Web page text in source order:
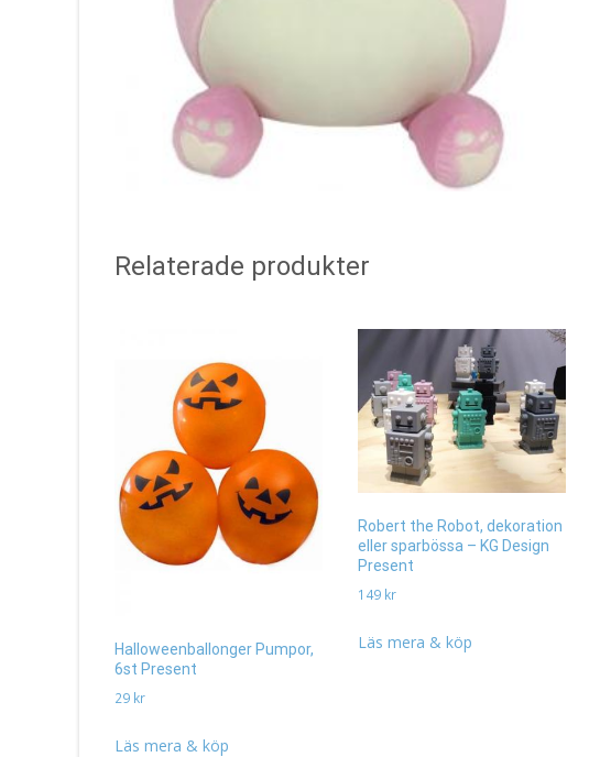
Relaterade produkter
Halloweenballonger Pumpor,
6st Present
29 kr
Läs mera & köp
Robert the Robot, dekoration
eller sparbössa – KG Design
Present
149 kr
Läs mera & köp